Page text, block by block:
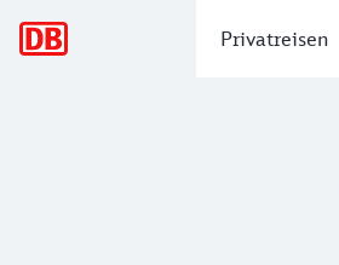
Privatreisen